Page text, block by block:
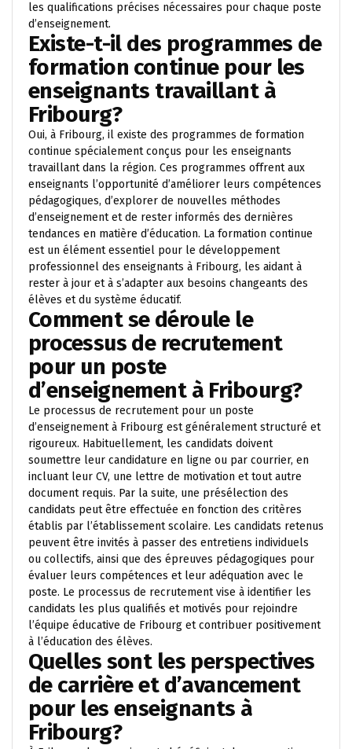
les qualifications précises nécessaires pour chaque poste
d’enseignement.
Existe-t-il des programmes de
formation continue pour les
enseignants travaillant à
Fribourg?
Oui, à Fribourg, il existe des programmes de formation
continue spécialement conçus pour les enseignants
travaillant dans la région. Ces programmes offrent aux
enseignants l’opportunité d’améliorer leurs compétences
pédagogiques, d’explorer de nouvelles méthodes
d’enseignement et de rester informés des dernières
tendances en matière d’éducation. La formation continue
est un élément essentiel pour le développement
professionnel des enseignants à Fribourg, les aidant à
rester à jour et à s’adapter aux besoins changeants des
élèves et du système éducatif.
Comment se déroule le
processus de recrutement
pour un poste
d’enseignement à Fribourg?
Le processus de recrutement pour un poste
d’enseignement à Fribourg est généralement structuré et
rigoureux. Habituellement, les candidats doivent
soumettre leur candidature en ligne ou par courrier, en
incluant leur CV, une lettre de motivation et tout autre
document requis. Par la suite, une présélection des
candidats peut être effectuée en fonction des critères
établis par l’établissement scolaire. Les candidats retenus
peuvent être invités à passer des entretiens individuels
ou collectifs, ainsi que des épreuves pédagogiques pour
évaluer leurs compétences et leur adéquation avec le
poste. Le processus de recrutement vise à identifier les
candidats les plus qualifiés et motivés pour rejoindre
l’équipe éducative de Fribourg et contribuer positivement
à l’éducation des élèves.
Quelles sont les perspectives
de carrière et d’avancement
pour les enseignants à
Fribourg?